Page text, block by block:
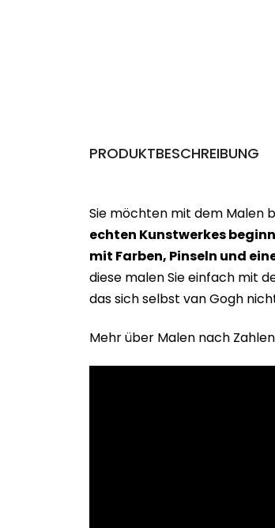
PRODUKTBESCHREIBUNG
Sie möchten mit dem Malen
echten Kunstwerkes
mit Farben, Pinseln und
diese malen Sie einfach mit
das sich selbst van Gogh
Mehr über Malen nach